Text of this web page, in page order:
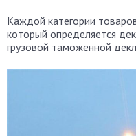
Каждой категории
который определяется
грузовой таможенной